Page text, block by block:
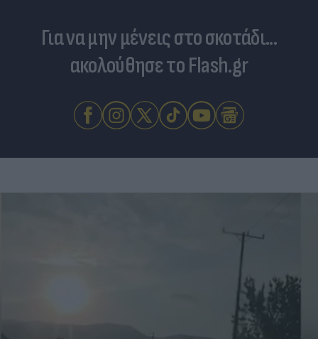
Για να μην μένεις στο σκοτάδι...
ακολούθησε το Flash.gr